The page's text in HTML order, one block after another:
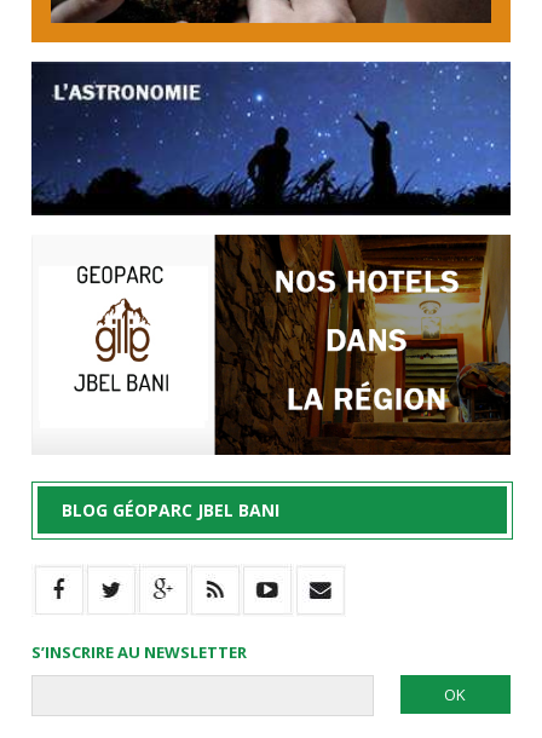
BLOG GÉOPARC JBEL BANI
S’INSCRIRE AU NEWSLETTER